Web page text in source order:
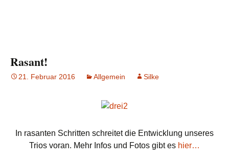
Rasant!
21. Februar 2016 Allgemein Silke
In rasanten Schritten schreitet die Entwicklung unseres
Trios voran. Mehr Infos und Fotos gibt es hier…